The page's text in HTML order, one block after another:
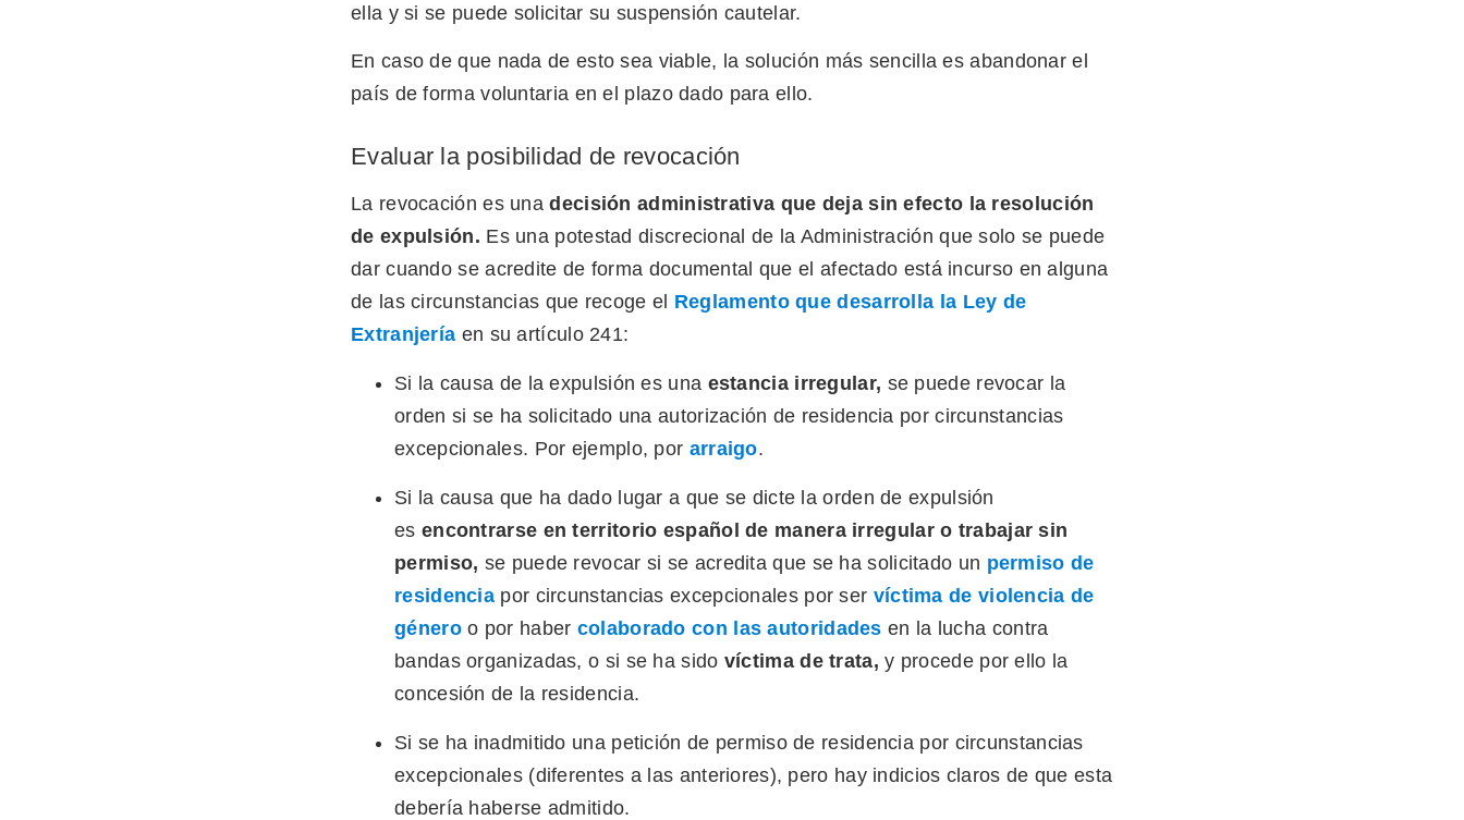
ella y si se puede solicitar su suspensión cautelar.
En caso de que nada de esto sea viable, la solución más sencilla es abandonar el
país de forma voluntaria en el plazo dado para ello.
Evaluar la posibilidad de revocación
La revocación es unadecisión administrativa que deja sin efecto la resolución
de expulsión. Es una potestad discrecional de la Administración que solo se puede
dar cuando se acredite de forma documental que el afectado está incurso en alguna
de las circunstancias que recoge el Reglamento que desarrolla la Ley de
Extranjería en su artículo 241:
Si la causa de la expulsión es una estancia irregular, se puede revocar la
orden si se ha solicitado una autorización de residencia por circunstancias
excepcionales. Por ejemplo, por arraigo.
Si la causa que ha dado lugar a que se dicte la orden de expulsión
es encontrarse en territorio español de manera irregular o trabajar sin
permiso, se puede revocar si se acredita que se ha solicitado un permiso de
residencia por circunstancias excepcionales por ser víctima de violencia de
géneroo por haber colaborado con las autoridades en la lucha contra
bandas organizadas, o si se ha sido víctima de trata, y procede por ello la
concesión de la residencia.
Si se ha inadmitido una petición de permiso de residencia por circunstancias
excepcionales (diferentes a las anteriores), pero hay indicios claros de que esta
debería haberse admitido.